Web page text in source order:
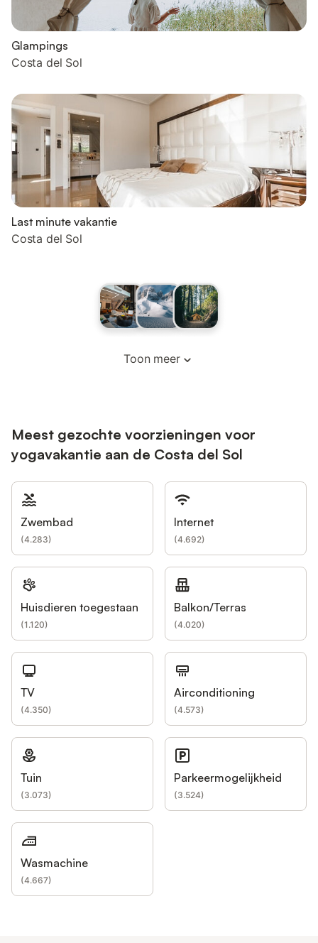
Glampings
Costa del Sol
Last minute vakantie
Costa del Sol
Toon meer
Meest gezochte voorzieningen voor
yogavakantie aan de Costa del Sol
Zwembad
(4.283)
Internet
(4.692)
Huisdieren toegestaan
(1.120)
Balkon/Terras
(4.020)
TV
(4.350)
Airconditioning
(4.573)
Tuin
(3.073)
Parkeermogelijkheid
(3.524)
Wasmachine
(4.667)